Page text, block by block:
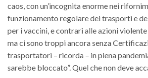
caos, con un’incognita enorme nei
funzionamento regolare dei trasporti e
per i vaccini, e contrari alle azioni
ma ci sono troppi ancora senza
trasportatori – ricorda – in piena
sarebbe bloccato”. Quel che non deve